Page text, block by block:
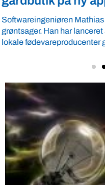
Arbejdsgiverforeningen
giver ro i maven til
velkommen ...